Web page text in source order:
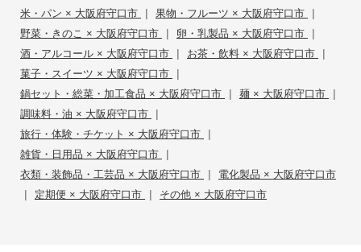
米・パン × 大阪府守口市 | 果物・フルーツ × 大阪府守口市 |
野菜・きのこ × 大阪府守口市 | 卵・乳製品 × 大阪府守口市 |
酒・アルコール × 大阪府守口市 | お茶・飲料 × 大阪府守口市 |
菓子・スイーツ × 大阪府守口市 |
鍋セット・総菜・加工食品 × 大阪府守口市 | 麺 × 大阪府守口市 |
調味料・油 × 大阪府守口市 |
旅行・体験・チケット × 大阪府守口市 |
雑貨・日用品 × 大阪府守口市 |
衣類・装飾品・工芸品 × 大阪府守口市 | 電化製品 × 大阪府守口市
| 定期便 × 大阪府守口市 | その他 × 大阪府守口市